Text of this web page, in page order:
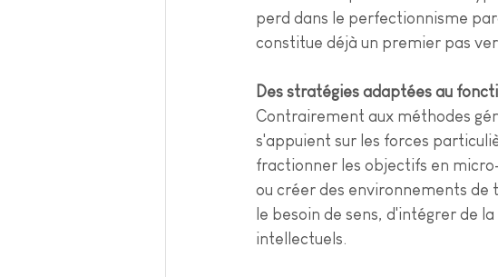
perd dans le perfectionnisme
constitue déjà un premier pas
Des stratégies adaptées au
Contrairement aux méthodes
s'appuient sur les forces
fractionner les objectifs en
ou créer des environnements de
le besoin de sens, d'intégrer de
intellectuels.